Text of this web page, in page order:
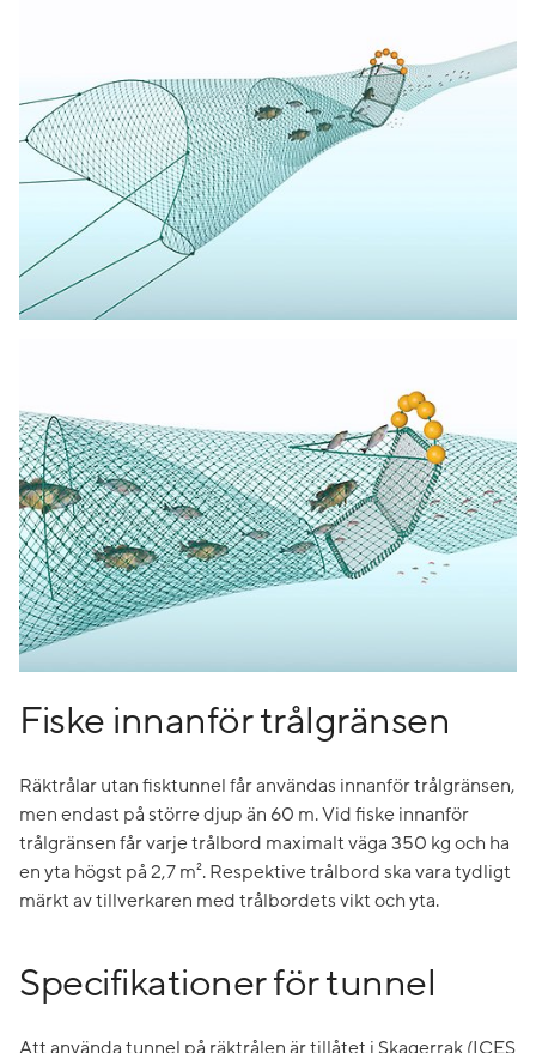
Fiske innanför trålgränsen
Räktrålar utan fisktunnel får användas innanför trålgränsen,
men endast på större djup än 60 m. Vid fiske innanför
trålgränsen får varje trålbord maximalt väga 350 kg och ha
en yta högst på 2,7 m². Respektive trålbord ska vara tydligt
märkt av tillverkaren med trålbordets vikt och yta.
Specifikationer för tunnel
Att använda tunnel på räktrålen är tillåtet i Skagerrak (ICES